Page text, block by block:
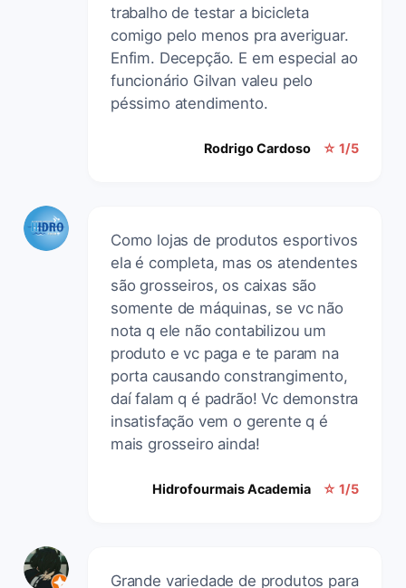
trabalho de testar a bicicleta
comigo pelo menos pra averiguar.
Enfim. Decepção. E em especial ao
funcionário Gilvan valeu pelo
péssimo atendimento.
Rodrigo Cardoso ☆ 1/5
Como lojas de produtos esportivos
ela é completa, mas os atendentes
são grosseiros, os caixas são
somente de máquinas, se vc não
nota q ele não contabilizou um
produto e vc paga e te param na
porta causando constrangimento,
daí falam q é padrão! Vc demonstra
insatisfação vem o gerente q é
mais grosseiro ainda!
Hidrofourmais Academia ☆ 1/5
Grande variedade de produtos para